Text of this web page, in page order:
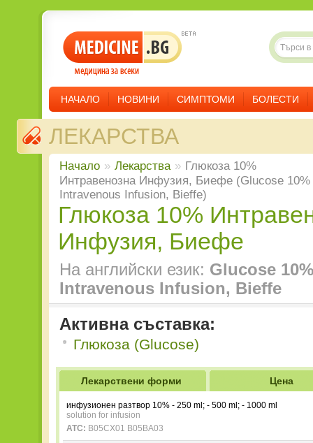
НАЧАЛО НОВИНИ СИМПТОМИ БОЛЕСТИ
ЛЕКАРСТВА
Начало » Лекарства » Глюкоза 10%
Интравенозна Инфузия, Биефе (Glucose 10%
Intravenous Infusion, Bieffe)
Глюкоза 10% Интравенозна
Инфузия, Биефе
На английски език: Glucose 10%
Intravenous Infusion, Bieffe
Активна съставка:
Глюкоза (Glucose)
Лекарствени форми Цена
инфузионен разтвор 10% - 250 ml; - 500 ml; - 1000 ml
solution for infusion
ATC: B05CX01 B05BA03